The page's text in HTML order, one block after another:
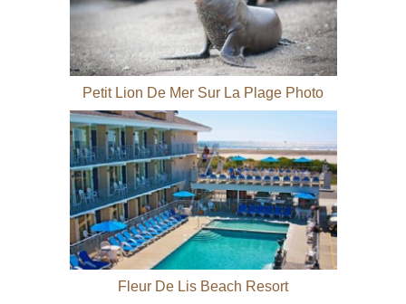
Petit Lion De Mer Sur La Plage Photo
Fleur De Lis Beach Resort